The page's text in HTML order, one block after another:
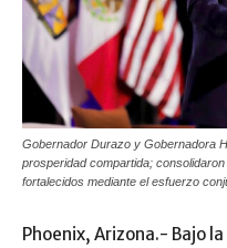
Gobernador Durazo y Gobernadora
prosperidad compartida;
fortalecidos mediante el esfuerzo
Phoenix, Arizona.- Bajo